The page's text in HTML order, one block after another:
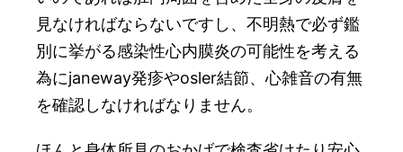
見なければならないですし、不明熱で必ず鑑
別に挙がる感染性心内膜炎の可能性を考える
為にjaneway発疹やosler結節、心雑音の有無
を確認しなければなりません。